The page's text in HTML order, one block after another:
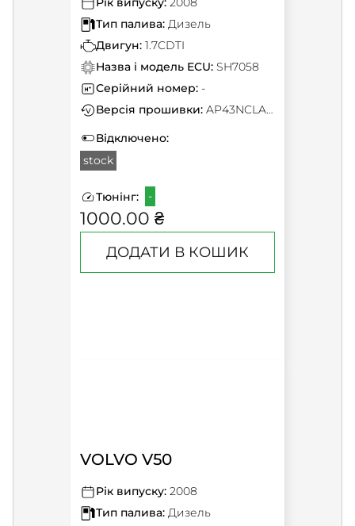
Тип палива: Дизель
Двигун: 1.7CDTI
Назва і модель ECU: SH7058
Серійний номер: -
Версія прошивки:
AP43NCLAP30J
Відключено:
stock
Тюнінг: -
1000.00 ₴
ДОДАТИ В КОШИК
VOLVO V50
Рік випуску: 2008
Тип палива: Дизель